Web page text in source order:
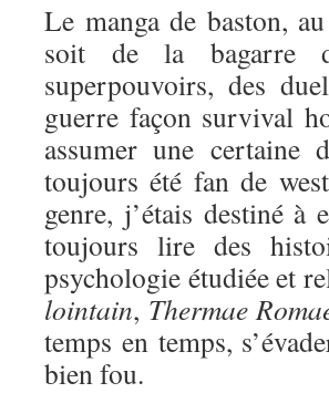
Le manga de baston,
soit de la bagarre
superpouvoirs, des
guerre façon survival
assumer une
toujours été fan de
genre, j’étais destiné
toujours lire des
psychologie étudiée et
lointain, Thermae
temps en temps,
bien fou.